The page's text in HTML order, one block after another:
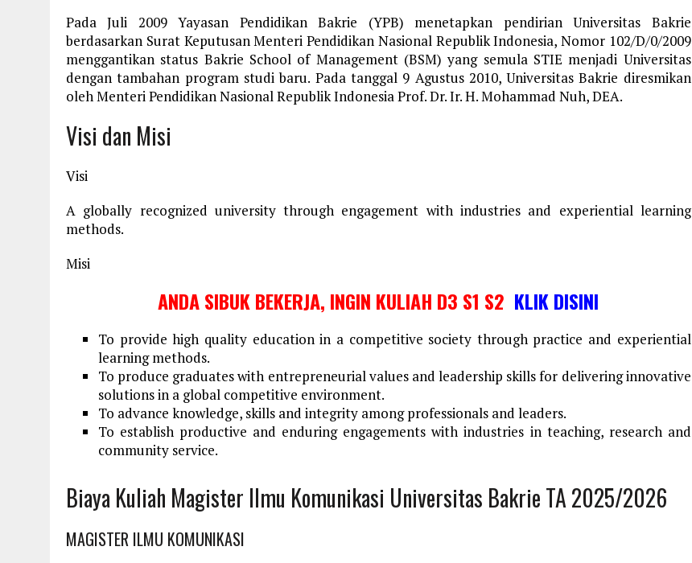
Pada Juli 2009 Yayasan Pendidikan Bakrie (YPB) menetapkan pendirian Universitas Bakrie
berdasarkan Surat Keputusan Menteri Pendidikan Nasional Republik Indonesia, Nomor 102/D/0/2009
menggantikan status Bakrie School of Management (BSM) yang semula STIE menjadi Universitas
dengan tambahan program studi baru. Pada tanggal 9 Agustus 2010, Universitas Bakrie diresmikan
oleh Menteri Pendidikan Nasional Republik Indonesia Prof. Dr. Ir. H. Mohammad Nuh, DEA.
Visi dan Misi
Visi
A globally recognized university through engagement with industries and experiential learning
methods.
Misi
ANDA SIBUK BEKERJA, INGIN KULIAH D3 S1 S2 KLIK DISINI
To provide high quality education in a competitive society through practice and experiential
learning methods.
To produce graduates with entrepreneurial values and leadership skills for delivering innovative
solutions in a global competitive environment.
To advance knowledge, skills and integrity among professionals and leaders.
To establish productive and enduring engagements with industries in teaching, research and
community service.
Biaya Kuliah Magister Ilmu Komunikasi Universitas Bakrie TA 2025/2026
MAGISTER ILMU KOMUNIKASI